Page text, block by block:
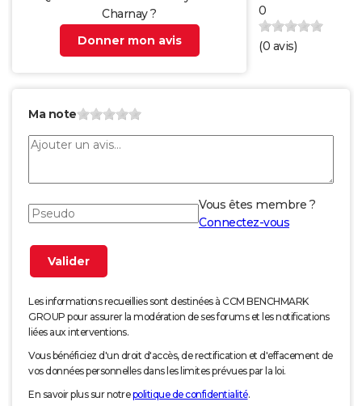
Charnay ?
Donner mon avis
0
(0 avis)
Ma note
Vous êtes membre ?
Connectez-vous
Les informations recueillies sont destinées à CCM BENCHMARK
GROUP pour assurer la modération de ses forums et les notifications
liées aux interventions.
Vous bénéficiez d'un droit d'accès, de rectification et d'effacement de
vos données personnelles dans les limites prévues par la loi.
En savoir plus sur notrepolitique de confidentialité.